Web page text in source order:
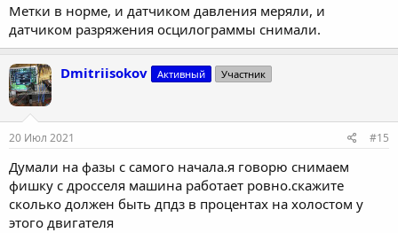
Метки в норме, и датчиком давления меряли, и
датчиком разряжения осцилограммы снимали.
Dmitriisokov Активный Участник
20 Июл 2021 #15
Думали на фазы с самого начала.я говорю снимаем
фишку с дросселя машина работает ровно.скажите
сколько должен быть дпдз в процентах на холостом у
этого двигателя